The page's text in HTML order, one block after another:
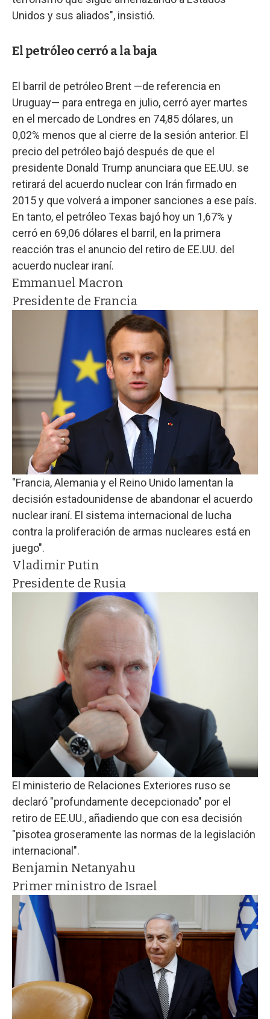
Unidos y sus aliados", insistió.
El petróleo cerró a la baja
El barril de petróleo Brent —de referencia en
Uruguay— para entrega en julio, cerró ayer martes
en el mercado de Londres en 74,85 dólares, un
0,02% menos que al cierre de la sesión anterior. El
precio del petróleo bajó después de que el
presidente Donald Trump anunciara que EE.UU. se
retirará del acuerdo nuclear con Irán firmado en
2015 y que volverá a imponer sanciones a ese país.
En tanto, el petróleo Texas bajó hoy un 1,67% y
cerró en 69,06 dólares el barril, en la primera
reacción tras el anuncio del retiro de EE.UU. del
acuerdo nuclear iraní.
Emmanuel Macron
Presidente de Francia
"Francia, Alemania y el Reino Unido lamentan la
decisión estadounidense de abandonar el acuerdo
nuclear iraní. El sistema internacional de lucha
contra la proliferación de armas nucleares está en
juego".
Vladimir Putin
Presidente de Rusia
El ministerio de Relaciones Exteriores ruso se
declaró "profundamente decepcionado" por el
retiro de EE.UU., añadiendo que con esa decisión
"pisotea groseramente las normas de la legislación
internacional".
Benjamin Netanyahu
Primer ministro de Israel